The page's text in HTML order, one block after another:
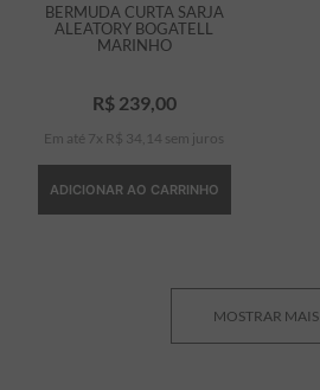
BERMUDA CURTA SARJA
ALEATORY BOGATELL
MARINHO
R$ 239, 00
Em até 7 x R$ 34 14 sem juros
ADICIONAR AO CARRINHO
MOSTRAR MAIS